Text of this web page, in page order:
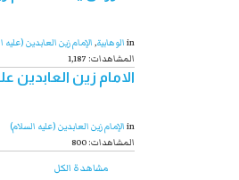
inالوهابية,الإمام زين العابدين (علیه
1,187 :المشاهدات
الامام زين العابدين
inالإمام زين العابدين (علیه السلام)
800 :المشاهدات
مشاهدة الكل